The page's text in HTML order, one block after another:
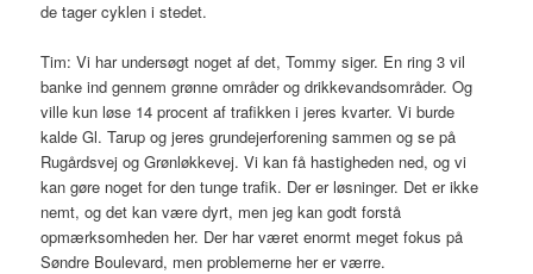
de tager cyklen i stedet.
Tim: Vi har undersøgt noget af det, Tommy siger. En ring 3 vil
banke ind gennem grønne områder og drikkevandsområder. Og
ville kun løse 14 procent af trafikken i jeres kvarter. Vi burde
kalde Gl. Tarup og jeres grundejerforening sammen og se på
Rugårdsvej og Grønløkkevej. Vi kan få hastigheden ned, og vi
kan gøre noget for den tunge trafik. Der er løsninger. Det er ikke
nemt, og det kan være dyrt, men jeg kan godt forstå
opmærksomheden her. Der har været enormt meget fokus på
Søndre Boulevard, men problemerne her er værre.